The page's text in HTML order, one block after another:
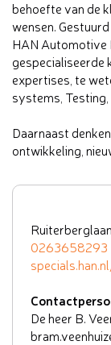
behoefte van de
wensen.
HAN Automotive
gespecialiseerde
expertises, te
systems,
Daarnaast
ontwikkeling,
0263658293
De heer B.